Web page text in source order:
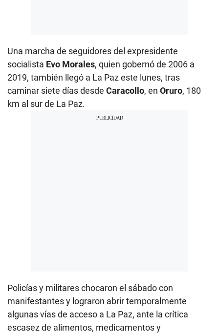
Una marcha de seguidores del expresidente
socialista Evo Morales, quien gobernó de 2006 a
2019, también llegó a La Paz este lunes, tras
caminar siete días desde Caracollo, en Oruro, 180
km al sur de La Paz.
Policías y militares chocaron el sábado con
manifestantes y lograron abrir temporalmente
algunas vías de acceso a La Paz, ante la crítica
escasez de alimentos, medicamentos y